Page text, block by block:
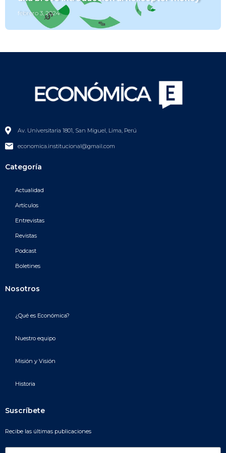
febrero 3, 2024
Av. Universitaria 1801, San Miguel, Lima, Perú
economica.institucional@gmail.com
Categoría
Actualidad
Artículos
Entrevistas
Revistas
Podcast
Boletines
Nosotros
¿Qué es Económica?
Nuestro equipo
Misión y Visión
Historia
Suscríbete
Recibe las últimas publicaciones